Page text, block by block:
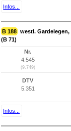
Infos...
B 188 westl.
(B 71)
Nr.
4.545
(9.749)
DTV
5.351
Infos...